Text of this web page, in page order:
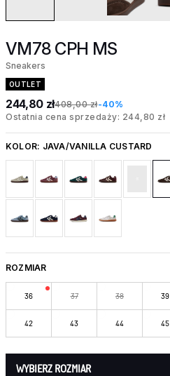
VM78 CPH MS
Sneakers
OUTLET
244,80 zł408,00 zł-40%
Ostatnia cena sprzedaży: 244,80 zł
KOLOR: JAVA/VANILLA CUSTARD
ROZMIAR
36 37 38 39
42 43 44 45
WYBIERZ ROZMIAR